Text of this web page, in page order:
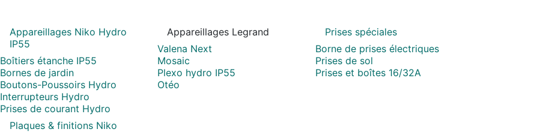
Appareillages Niko Hydro
IP55
Boîtiers étanche IP55
Bornes de jardin
Boutons-Poussoirs Hydro
Interrupteurs Hydro
Prises de courant Hydro
Plaques & finitions Niko
Appareillages Legrand
Valena Next
Mosaic
Plexo hydro IP55
Otéo
Prises spéciales
Borne de prises électriques
Prises de sol
Prises et boîtes 16/32A